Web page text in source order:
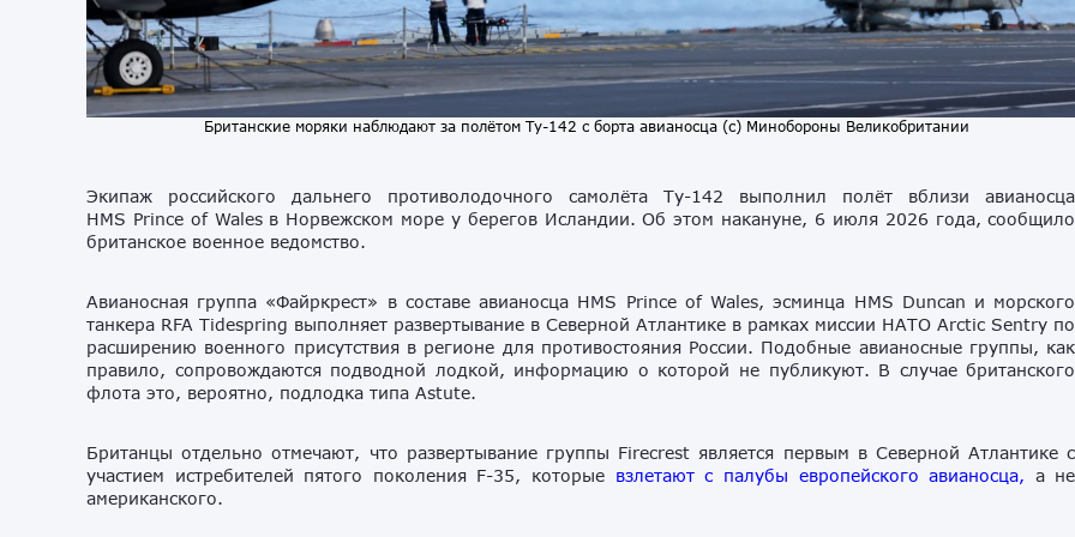
Британские моряки наблюдают за полётом Ту-142 с борта авианосца (с) Минобороны Великобритании
Экипаж российского дальнего противолодочного самолёта Ту-142 выполнил полёт вблизи авианосца
HMS Prince of Wales в Норвежском море у берегов Исландии. Об этом накануне, 6 июля 2026 года, сообщило
британское военное ведомство.
Авианосная группа «Файркрест» в составе авианосца HMS Prince of Wales, эсминца HMS Duncan и морского
танкера RFA Tidespring выполняет развертывание в Северной Атлантике в рамках миссии НАТО Arctic Sentry по
расширению военного присутствия в регионе для противостояния России. Подобные авианосные группы, как
правило, сопровождаются подводной лодкой, информацию о которой не публикуют. В случае британского
флота это, вероятно, подлодка типа Astute.
Британцы отдельно отмечают, что развертывание группы Firecrest является первым в Северной Атлантике с
участием истребителей пятого поколения F-35, которые взлетают с палубы европейского авианосца, а не
американского.